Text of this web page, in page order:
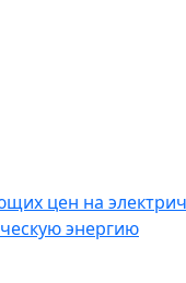
цен на
энергию